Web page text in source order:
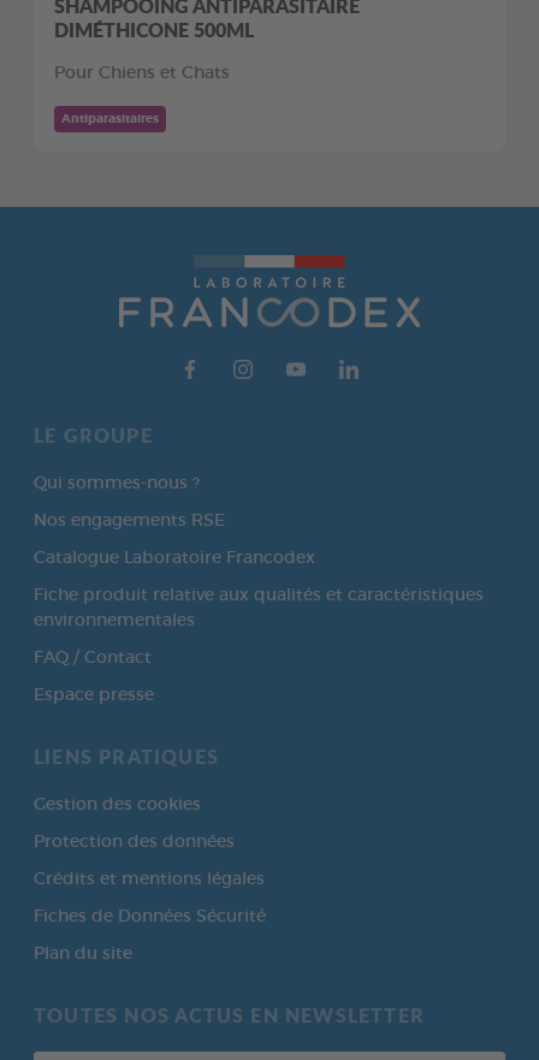
DIMÉTHICONE 500ML
Pour Chiens et Chats
Antiparasitaires
LE GROUPE
Qui sommes-nous ?
Nos engagements RSE
Catalogue Laboratoire Francodex
Fiche produit relative aux qualités et caractéristiques
environnementales
FAQ / Contact
Espace presse
LIENS PRATIQUES
Gestion des cookies
Protection des données
Crédits et mentions légales
Fiches de Données Sécurité
Plan du site
TOUTES NOS ACTUS EN NEWSLETTER